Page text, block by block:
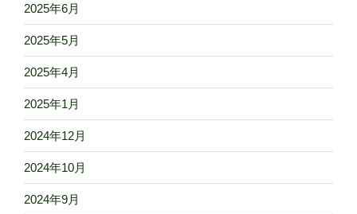
2025年6月
2025年5月
2025年4月
2025年1月
2024年12月
2024年10月
2024年9月